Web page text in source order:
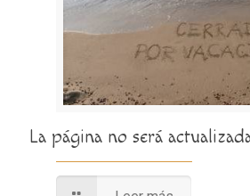
La página no será